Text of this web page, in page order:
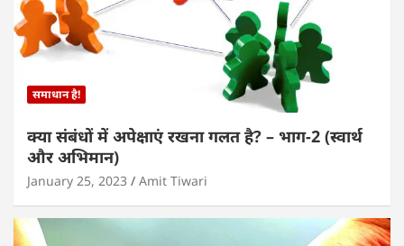
समाधान है!
क्या संबंधों में अपेक्षाएं रखना गलत है? – भाग-2 (स्वार्थ
और अभिमान)
January 25, 2023 Amit Tiwari